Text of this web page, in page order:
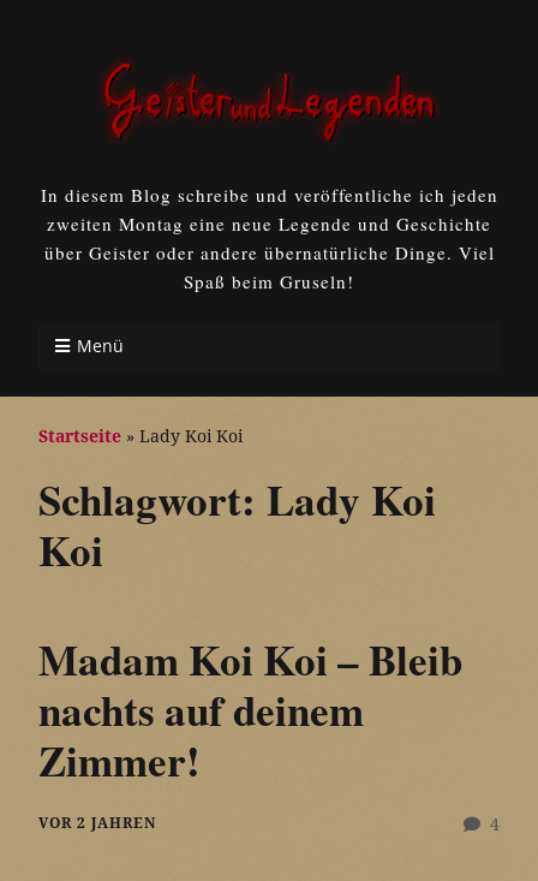
In diesem Blog schreibe und veröffentliche ich jeden
zweiten Montag eine neue Legende und Geschichte
über Geister oder andere übernatürliche Dinge. Viel
Spaß beim Gruseln!
Menü
Startseite » Lady Koi Koi
Schlagwort: Lady Koi
Koi
Madam Koi Koi – Bleib
nachts auf deinem
Zimmer!
4
VOR 2 JAHREN